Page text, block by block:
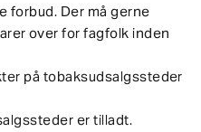
forbud. Der må gerne
over for fagfolk inden
på tobaksudsalgssteder
er tilladt.